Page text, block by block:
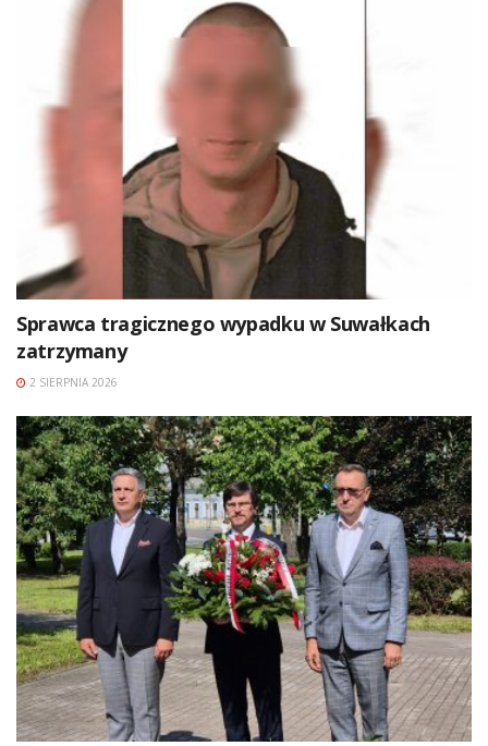
Sprawca tragicznego wypadku w Suwałkach
zatrzymany
2 SIERPNIA 2026